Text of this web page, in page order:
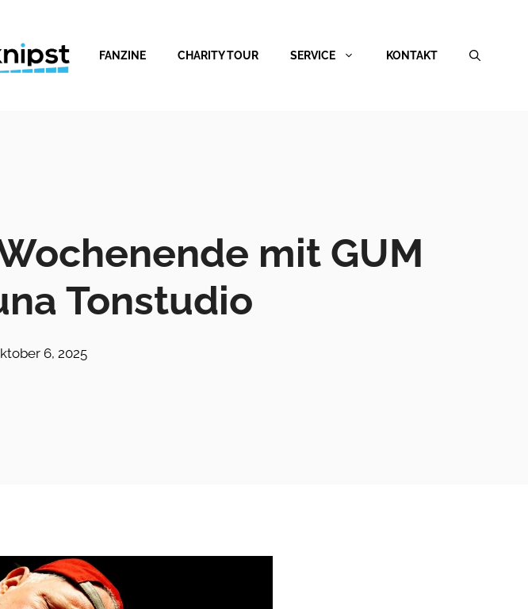
FANZINE CHARITY TOUR SERVICE KONTAKT
mit GUM
Tonstudio
6, 2025